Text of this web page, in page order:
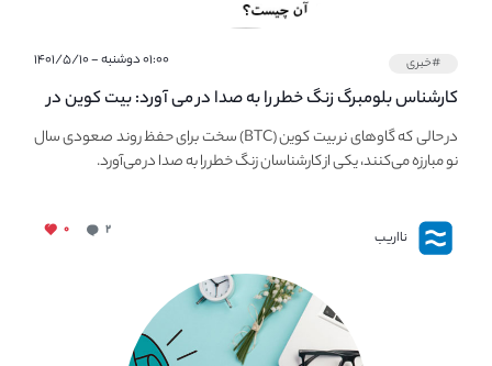
#خبری ۰۱:۰۰ دوشنبه - ۱۴۰۱/۵/۱۰
کارشناس بلومبرگ زنگ خطر را به صدا در می آورد: بیت کوین در
معرض خطر سقوط بزرگ است - دلیل آن چیست؟در حالی که گاوهای نر بیت کوین (BTC) سخت برای حفظ روند صعودی سال
نو مبارزه می‌کنند، یکی از کارشناسان زنگ خطر را به صدا در می‌آورد.
نااریب ۲ ۰